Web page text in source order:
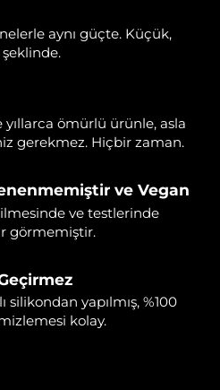
aynı güçte. Küçük,
ömürlü ürünle, asla
gerekmez. Hiçbir zaman.
ve Vegan
ve testlerinde
görmemiştir.
silikondan yapılmış, %100
kolay.